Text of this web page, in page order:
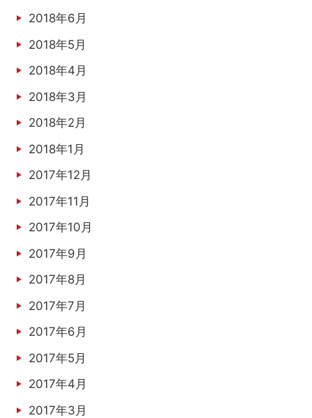
2018年6月
2018年5月
2018年4月
2018年3月
2018年2月
2018年1月
2017年12月
2017年11月
2017年10月
2017年9月
2017年8月
2017年7月
2017年6月
2017年5月
2017年4月
2017年3月